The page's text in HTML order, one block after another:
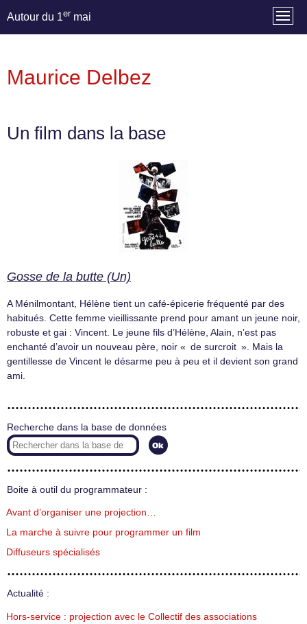
Autour du 1er mai
Maurice Delbez
Un film dans la base
Gosse de la butte (Un)
A Ménilmontant, Hélène tient un café-épicerie fréquenté par des
habitués. Cette femme vieillissante prend pour amant un jeune noir,
robuste et gai : Vincent. Le jeune fils d’Hélène, Alain, n’est pas
enchanté d’avoir un nouveau père, noir « de surcroit ». Mais la
gentillesse de Vincent le désarme peu à peu et il devient son grand
ami.
Recherche dans la base de données
Boite à outil du programmateur :
Avant d’organiser une projection…
La marche à suivre pour programmer un film
Diffuseurs spécialisés
Actualité :
Hors-service : projection avec le Collectif des associations